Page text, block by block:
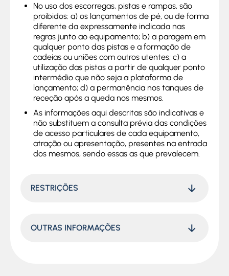
No uso dos escorregas, pistas e rampas, são
proibidos: a) os lançamentos de pé, ou de forma
diferente da expressamente indicada nas
regras junto ao equipamento; b) a paragem em
qualquer ponto das pistas e a formação de
cadeias ou uniões com outros utentes; c) a
utilização das pistas a partir de qualquer ponto
intermédio que não seja a plataforma de
lançamento; d) a permanência nos tanques de
receção após a queda nos mesmos.
As informações aqui descritas são indicativas e
não substituem a consulta prévia das condições
de acesso particulares de cada equipamento,
atração ou apresentação, presentes na entrada
dos mesmos, sendo essas as que prevalecem.
RESTRIÇÕES
OUTRAS INFORMAÇÕES